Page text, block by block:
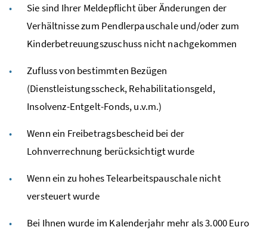
Sie sind Ihrer Meldepflicht über Änderungen der
Verhältnisse zum Pendlerpauschale und/oder zum
Kinderbetreuungszuschuss nicht nachgekommen
Zufluss von bestimmten Bezügen
(Dienstleistungsscheck, Rehabilitationsgeld,
Insolvenz-Entgelt-Fonds,u.v.m.)
Wenn ein Freibetragsbescheid bei der
Lohnverrechnung berücksichtigt wurde
Wenn ein zu hohes Telearbeitspauschale nicht
versteuert wurde
Bei Ihnen wurde im Kalenderjahr mehr als 3.000 Euro